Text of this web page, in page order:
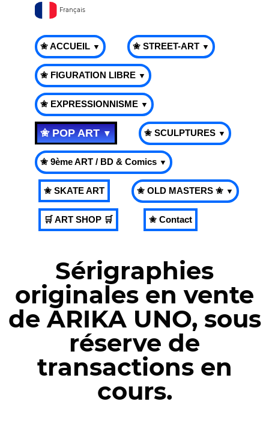
Français
✬ ACCUEIL ▼ ✬ STREET-ART ▼
✬ FIGURATION LIBRE ▼
✬ EXPRESSIONNISME ▼
✬ POP ART▼ ✬ SCULPTURES ▼
✬ 9ème ART / BD & Comics ▼
✬ SKATE ART ✬ OLD MASTERS ✬ ▼
🛒 ART SHOP 🛒 ✬ Contact
Sérigraphies
originales en vente
de ARIKA UNO, sous
réserve de
transactions en
cours.